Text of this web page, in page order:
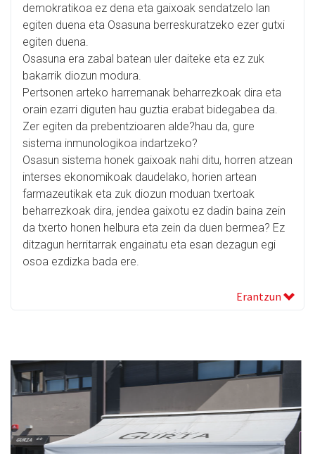
demokratikoa ez dena eta gaixoak sendatzelo lan
egiten duena eta Osasuna berreskuratzeko ezer gutxi
egiten duena.
Osasuna era zabal batean uler daiteke eta ez zuk
bakarrik diozun modura.
Pertsonen arteko harremanak beharrezkoak dira eta
orain ezarri diguten hau guztia erabat bidegabea da.
Zer egiten da prebentzioaren alde?hau da, gure
sistema inmunologikoa indartzeko?
Osasun sistema honek gaixoak nahi ditu, horren atzean
interses ekonomikoak daudelako, horien artean
farmazeutikak eta zuk diozun moduan txertoak
beharrezkoak dira, jendea gaixotu ez dadin baina zein
da txerto honen helbura eta zein da duen bermea? Ez
ditzagun herritarrak engainatu eta esan dezagun egi
osoa ezdizka bada ere.
Erantzun